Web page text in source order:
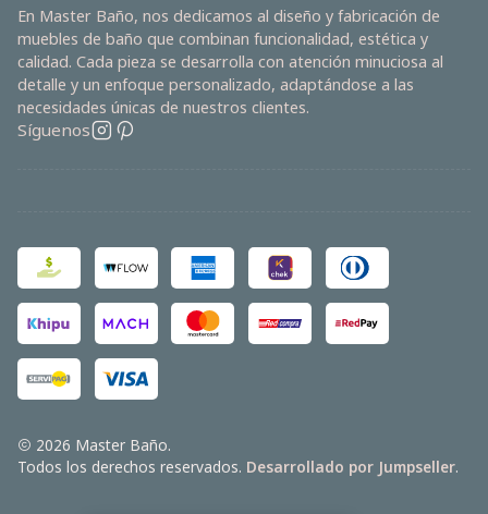
En Master Baño, nos dedicamos al diseño y fabricación de
muebles de baño que combinan funcionalidad, estética y
calidad. Cada pieza se desarrolla con atención minuciosa al
detalle y un enfoque personalizado, adaptándose a las
necesidades únicas de nuestros clientes.
Síguenos
2026 Master Baño.
Todos los derechos reservados. Desarrollado por Jumpseller.